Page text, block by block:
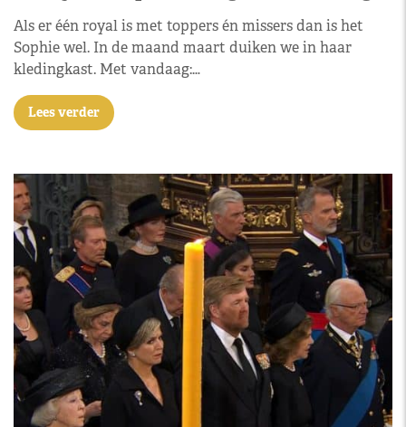
Als er één royal is met toppers én missers dan is het
Sophie wel. In de maand maart duiken we in haar
kledingkast. Met vandaag:…
Lees verder